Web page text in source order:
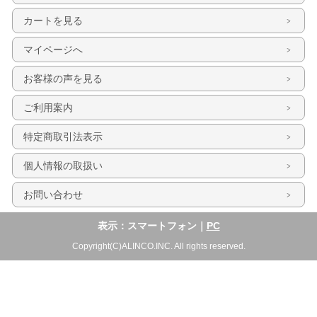
カートを見る
マイページへ
お客様の声を見る
ご利用案内
特定商取引法表示
個人情報の取扱い
お問い合わせ
表示：スマートフォン｜ PC
Copyright(C)ALINCO.INC. All rights reserved.